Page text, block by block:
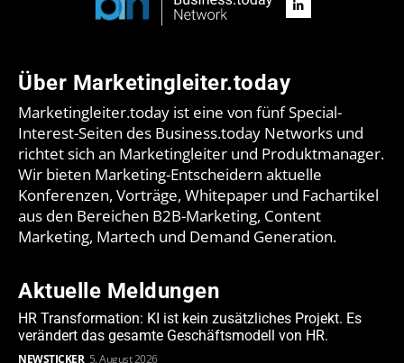
Über Marketingleiter.today
Marketingleiter.today ist eine von fünf Special-
Interest-Seiten des Business.today Networks und
richtet sich an Marketingleiter und Produktmanager.
Wir bieten Marketing-Entscheidern aktuelle
Konferenzen, Vorträge, Whitepaper und Fachartikel
aus den Bereichen B2B-Marketing, Content
Marketing, Martech und Demand Generation.
Aktuelle Meldungen
HR Transformation: KI ist kein zusätzliches Projekt. Es
verändert das gesamte Geschäftsmodell von HR.
NEWSTICKER 5. August 2026